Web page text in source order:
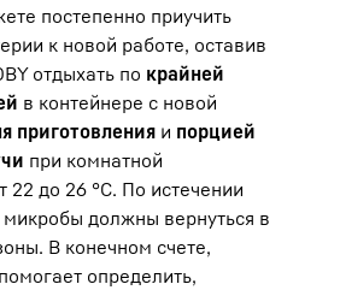
постепенно приучить
к новой работе, оставив
отдыхать по крайней
в контейнере с новой
приготовления и порцией
при комнатной
22 до 26 °C. По истечении
микробы должны вернуться в
В конечном счете,
определить,